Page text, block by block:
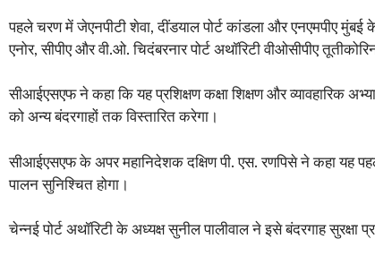
पहले चरण में जेएनपीटी शेवा, दींडयाल पोर्ट कांडला और एनएमपीए मुंबई के
एनोर, सीपीए और वी.ओ. चिदंबरनार पोर्ट अथॉरिटी वीओसीपीए
सीआईएसएफ ने कहा कि यह प्रशिक्षण कक्षा शिक्षण और व्यावहारिक
को अन्य बंदरगाहों तक विस्तारित करेगा।
सीआईएसएफ के अपर महानिदेशक दक्षिण पी. एस. रणपिसे ने कहा यह पहल
पालन सुनिश्चित होगा।
चेन्नई पोर्ट अथॉरिटी के अध्यक्ष सुनील पालीवाल ने इसे बंदरगाह सुरक्षा